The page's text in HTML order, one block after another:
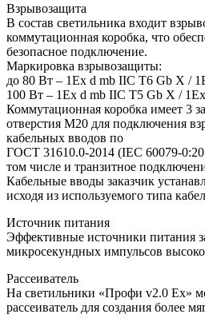
Взрывозащита
В состав светильника входит
коммутационная коробка, что
безопасное подключение.
Маркировка взрывозащиты:
до 80 Вт – 1Ex d mb IIC T6 Gb X /
100 Вт – 1Ex d mb IIC T5 Gb X /
Коммутационная коробка имеет 3
отверстия M20 для подключения
кабельных вводов по
ГОСТ 31610.0-2014 (IEC 60079-
том числе и транзитное
Кабельные вводы заказчик
исходя из используемого типа
Источник питания
Эффективные источники питания
микросекундных импульсов
Рассеиватель
На светильники «Профи v2.0 Ех»
рассеиватель для создания более